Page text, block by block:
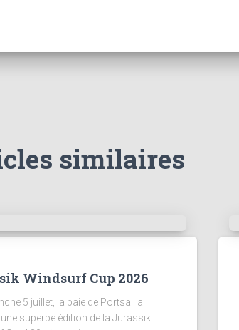
similaires
Windsurf Cup 2026
5 juillet, la baie de Portsall a
superbe édition de la Jurassik